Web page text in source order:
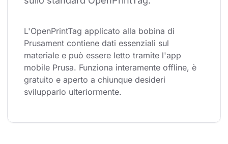
L'OpenPrintTag applicato alla bobina di
Prusament contiene dati essenziali sul
materiale e può essere letto tramite l'app
mobile Prusa. Funziona interamente offline, è
gratuito e aperto a chiunque desideri
svilupparlo ulteriormente.